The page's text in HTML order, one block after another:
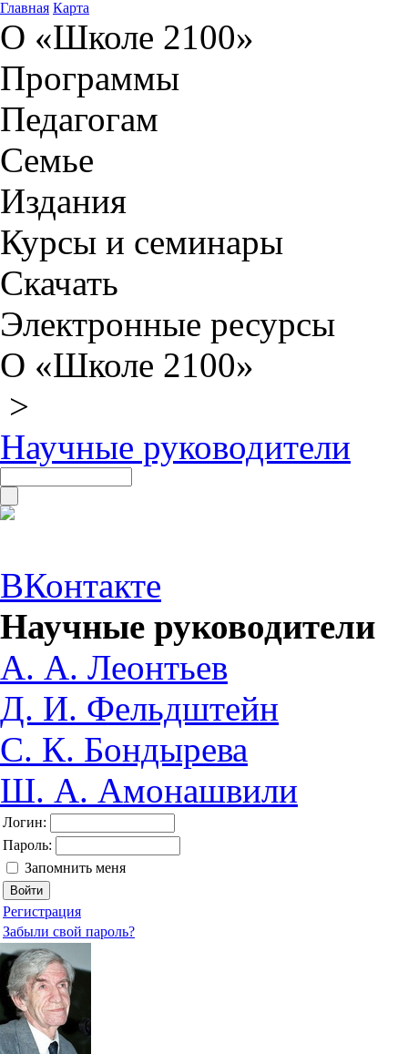
Главная Карта
О «Школе 2100»
Программы
Педагогам
Семье
Издания
Курсы и семинары
Скачать
Электронные ресурсы
О «Школе 2100»
>
Научные руководители
ВКонтакте
Научные руководители
А. А. Леонтьев
Д. И. Фельдштейн
С. К. Бондырева
Ш. А. Амонашвили
Логин:
Пароль:
Запомнить меня
Регистрация
Забыли свой пароль?